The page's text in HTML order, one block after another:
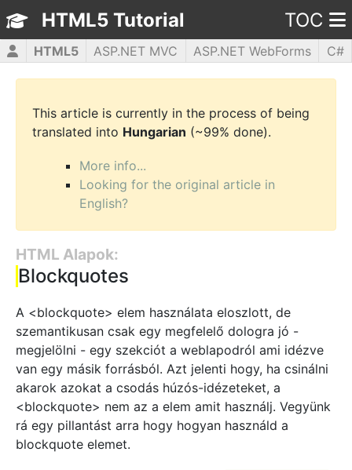
HTML5 Tutorial TOC
HTML5 ASP.NET MVC ASP.NET WebForms
C#
CSS3
JavaScript jQuery PHP5 WPF
This article is currently in the process of being
translated into Hungarian (~99% done).
More info...
Looking for the original article in
English?
HTML Alapok:
Blockquotes
A <blockquote> elem használata eloszlott, de
szemantikusan csak egy megfelelő dologra jó -
megjelölni - egy szekciót a weblapodról ami idézve
van egy másik forrásból. Azt jelenti hogy, ha csinálni
akarok azokat a csodás húzós-idézeteket, a
<blockquote> nem az a elem amit használj. Vegyünk
rá egy pillantást arra hogy hogyan használd a
blockquote elemet.